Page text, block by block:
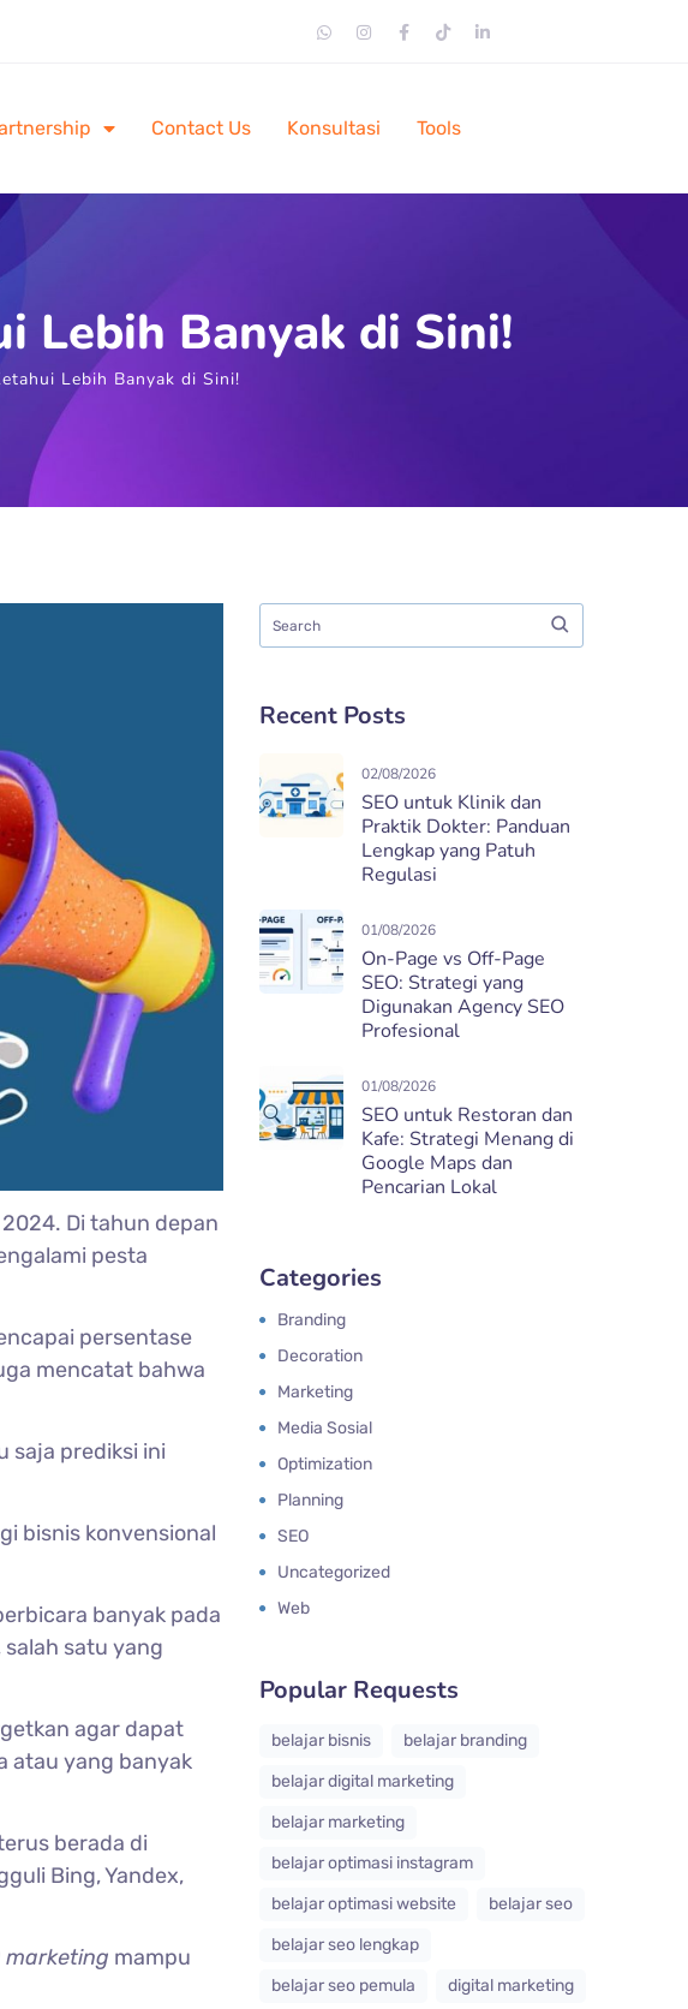
Contact Us Konsultasi Tools
Lebih Banyak di Sini!
Lebih Banyak di Sini!
Di tahun depan
pesta
persentase
mencatat bahwa
saja prediksi ini
bisnis konvensional
banyak pada
satu yang
agar dapat
atau yang banyak
berada di
Bing, Yandex,
marketing mampu
Recent Posts
02/08/2026
SEO untuk Klinik dan
Praktik Dokter: Panduan
Lengkap yang Patuh
Regulasi
01/08/2026
On-Page vs Off-Page
SEO: Strategi yang
Digunakan Agency SEO
Profesional
01/08/2026
SEO untuk Restoran dan
Kafe: Strategi Menang di
Google Maps dan
Pencarian Lokal
Categories
Branding
Decoration
Marketing
Media Sosial
Optimization
Planning
SEO
Uncategorized
Web
Popular Requests
belajar bisnis
belajar branding
belajar digital marketing
belajar marketing
belajar optimasi instagram
belajar optimasi website
belajar seo
belajar seo lengkap
belajar seo pemula
digital marketing